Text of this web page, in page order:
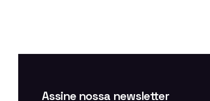
Assine nossa newsletter